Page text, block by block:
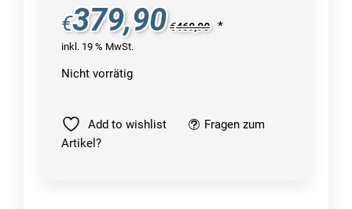
€379,90 €469,90 *
inkl. 19 % MwSt.
Nicht vorrätig
Add to wishlist
Fragen zum
Artikel?